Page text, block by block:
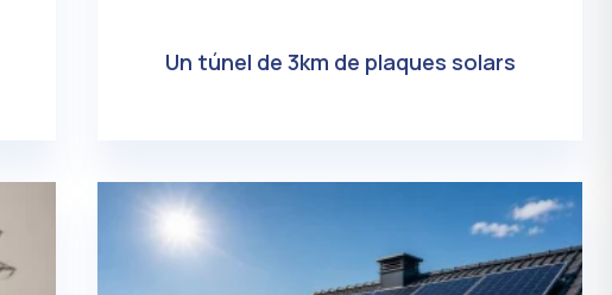
Un túnel de 3km de plaques solars